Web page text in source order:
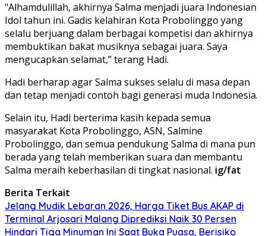
"Alhamdulillah, akhirnya Salma menjadi juara Indonesian
Idol tahun ini. Gadis kelahiran Kota Probolinggo yang
selalu berjuang dalam berbagai kompetisi dan akhirnya
membuktikan bakat musiknya sebagai juara. Saya
mengucapkan selamat,” terang Hadi.
Hadi berharap agar Salma sukses selalu di masa depan
dan tetap menjadi contoh bagi generasi muda Indonesia.
Selain itu, Hadi berterima kasih kepada semua
masyarakat Kota Probolinggo, ASN, Salmine
Probolinggo, dan semua pendukung Salma di mana pun
berada yang telah memberikan suara dan membantu
Salma meraih keberhasilan di tingkat nasional. ig/fat
Berita Terkait
Jelang Mudik Lebaran 2026, Harga Tiket Bus AKAP di
Terminal Arjosari Malang Diprediksi Naik 30 Persen
Hindari Tiga Minuman Ini Saat Buka Puasa, Berisiko